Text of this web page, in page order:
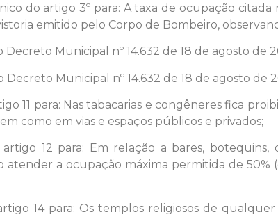
do artigo 3º para: A taxa de ocupação
emitido pelo Corpo de Bombeiro,
Decreto Municipal nº 14.632 de 18 de agosto de
Decreto Municipal nº 14.632 de 18 de agosto de
11 para: Nas tabacarias e congêneres fica
como em vias e espaços públicos e privados;
12 para: Em relação a bares, botequins,
atender a ocupação máxima permitida de
14 para: Os templos religiosos de